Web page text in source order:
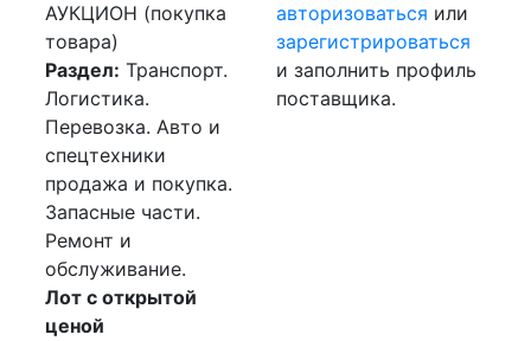
АУКЦИОН (покупка
товара)
Раздел: Транспорт.
Логистика.
Перевозка. Авто и
спецтехники
продажа и покупка.
Запасные части.
Ремонт и
обслуживание.
Лот с открытой
ценой
авторизоваться или
зарегистрироваться
и заполнить профиль
поставщика.